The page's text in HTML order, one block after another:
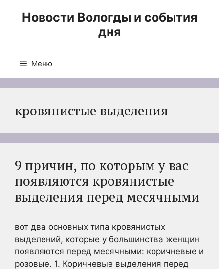
Новости Вологды и события
дня
Меню
кровянистые выделения
9 причин, по которым у вас
появляются кровянистые
выделения перед месячными
вот два основных типа кровянистых
выделений, которые у большинства женщин
появляются перед месячными: коричневые и
розовые. 1. Коричневые выделения перед